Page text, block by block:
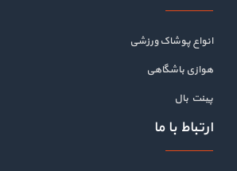
انواع پوشاک ورزشی
هوازی باشگاهی
پینت بال
ارتباط با ما